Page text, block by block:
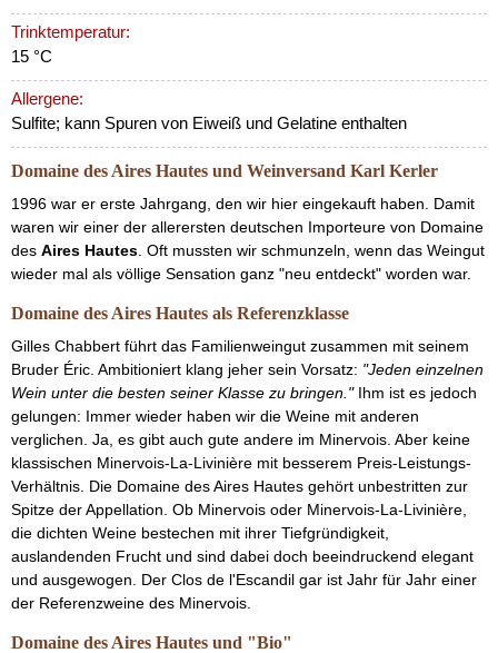
Trinktemperatur:
15 °C
Allergene:
Sulfite; kann Spuren von Eiweiß und Gelatine enthalten
Domaine des Aires Hautes und Weinversand Karl Kerler
1996 war er erste Jahrgang, den wir hier eingekauft haben. Damit
waren wir einer der allerersten deutschen Importeure von Domaine
des Aires Hautes . Oft mussten wir schmunzeln, wenn das Weingut
wieder mal als völlige Sensation ganz "neu entdeckt" worden war.
Domaine des Aires Hautes als Referenzklasse
Gilles Chabbert führt das Familienweingut zusammen mit seinem
Bruder Éric. Ambitioniert klang jeher sein Vorsatz: "Jeden einzelnen
Wein unter die besten seiner Klasse zu bringen."Ihm ist es jedoch
gelungen: Immer wieder haben wir die Weine mit anderen
verglichen. Ja, es gibt auch gute andere im Minervois. Aber keine
klassischen Minervois-La-Livinière mit besserem Preis-Leistungs-
Verhältnis. Die Domaine des Aires Hautes gehört unbestritten zur
Spitze der Appellation. Ob Minervois oder Minervois-La-Livinière,
die dichten Weine bestechen mit ihrer Tiefgründigkeit,
auslandenden Frucht und sind dabei doch beeindruckend elegant
und ausgewogen. Der Clos de l'Escandil gar ist Jahr für Jahr einer
der Referenzweine des Minervois.
Domaine des Aires Hautes und "Bio"